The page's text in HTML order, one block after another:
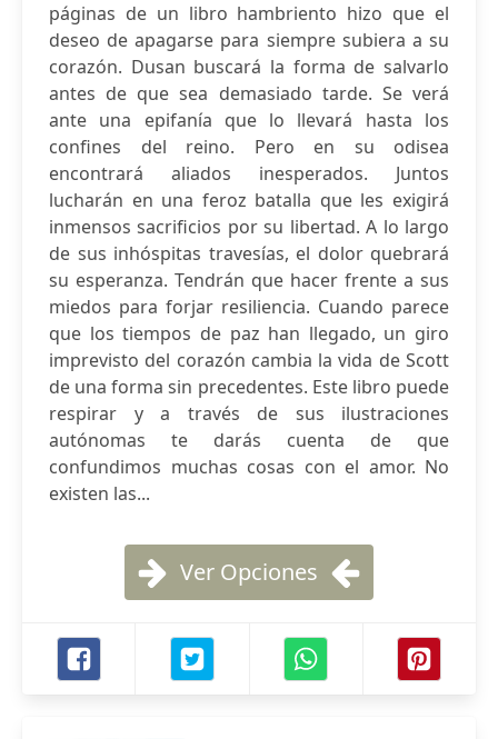
páginas de un libro hambriento hizo que el
deseo de apagarse para siempre subiera a su
corazón. Dusan buscará la forma de salvarlo
antes de que sea demasiado tarde. Se verá
ante una epifanía que lo llevará hasta los
confines del reino. Pero en su odisea
encontrará aliados inesperados. Juntos
lucharán en una feroz batalla que les exigirá
inmensos sacrificios por su libertad. A lo largo
de sus inhóspitas travesías, el dolor quebrará
su esperanza. Tendrán que hacer frente a sus
miedos para forjar resiliencia. Cuando parece
que los tiempos de paz han llegado, un giro
imprevisto del corazón cambia la vida de Scott
de una forma sin precedentes. Este libro puede
respirar y a través de sus ilustraciones
autónomas te darás cuenta de que
confundimos muchas cosas con el amor. No
existen las...
Ver Opciones